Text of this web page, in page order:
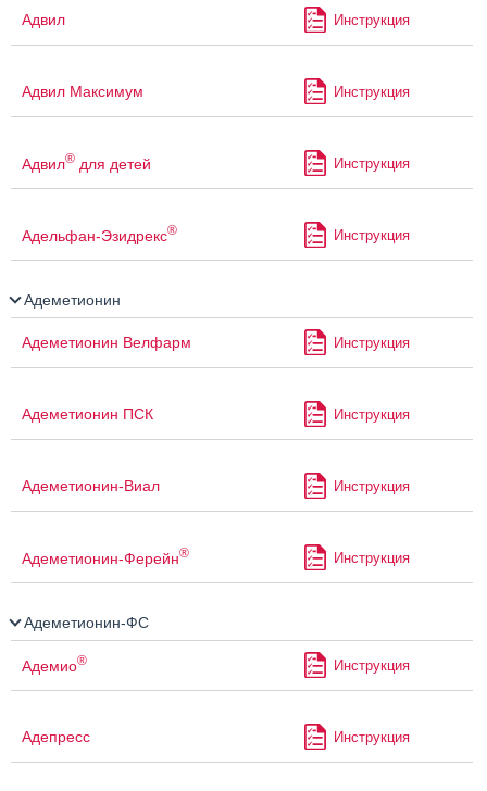
Адвил Инструкция
Адвил Максимум Инструкция
Адвил® для детей Инструкция
Адельфан-Эзидрекс® Инструкция
Адеметионин
Адеметионин Велфарм Инструкция
Адеметионин ПСК Инструкция
Адеметионин-Виал Инструкция
Адеметионин-Ферейн® Инструкция
Адеметионин-ФС
Адемио® Инструкция
Адепресс Инструкция